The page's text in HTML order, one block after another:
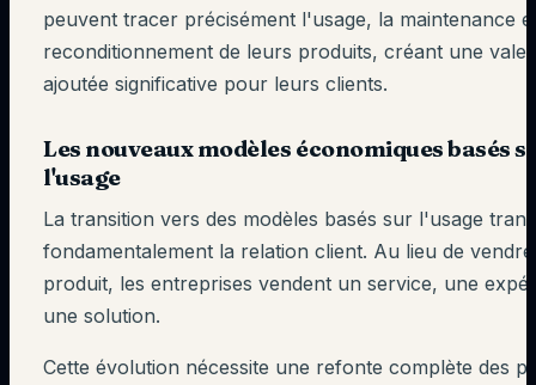
peuvent tracer précisément l'usage, la maintenance
reconditionnement de leurs produits, créant une
ajoutée significative pour leurs clients.
Les nouveaux modèles économiques basés
l'usage
La transition vers des modèles basés sur l'usage
fondamentalement la relation client. Au lieu de
produit, les entreprises vendent un service, une
une solution.
Cette évolution nécessite une refonte complète des